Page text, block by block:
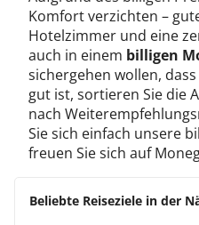
Komfort verzichten –
Hotelzimmer und eine
auch in einem billigen
sichergehen wollen,
gut ist, sortieren Sie die
nach
Sie sich einfach unsere
freuen Sie sich auf
Beliebte Reiseziele in der